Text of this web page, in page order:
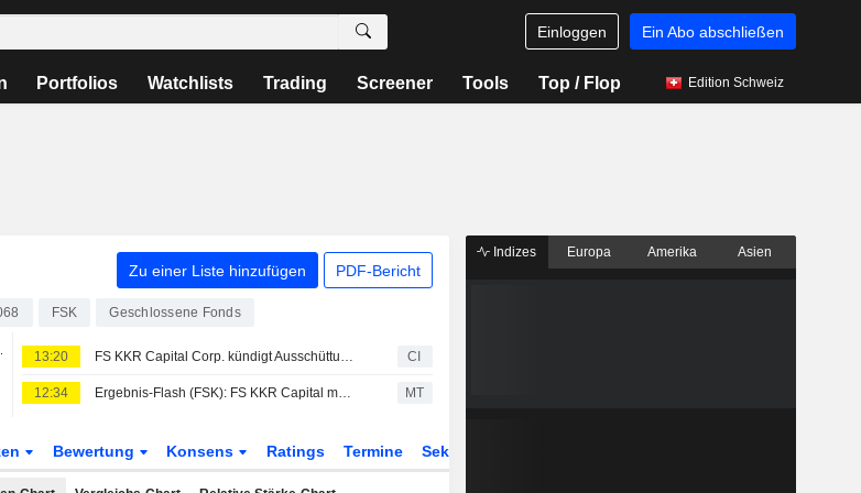
Einloggen Ein Abo abschließen
Portfolios Watchlists Trading Screener Tools Top / Flop Edition Schweiz
Zu einer Liste hinzufügen PDF-Bericht
FSK Geschlossene Fonds
13:20 FS KKR Capital Corp. kündigt Ausschüttung für das dritte Quartal 2026 an, zahlbar am oder um den 2. Oktober 2026 CI
12:34 Ergebnis-Flash (FSK): FS KKR Capital meldet im 2. Quartal ein bereinigtes Nettoanlageergebnis von 0,43 USD je Aktie MT
Bewertung Konsens Ratings Termine Sektor
Indizes Europa Amerika Asien